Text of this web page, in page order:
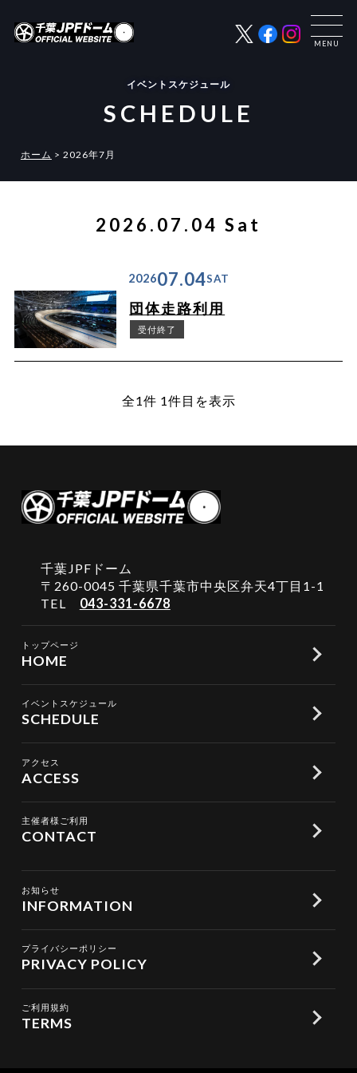
イベントスケジュール
SCHEDULE
ホーム > 2026年7月
2026.07.04 Sat
202607.04SAT
団体走路利用
受付終了
全1件 1件目を表示
千葉JPFドーム
〒260-0045 千葉県千葉市中央区弁天4丁目1-1
TEL
043-331-6678
トップページ
HOME
イベントスケジュール
SCHEDULE
アクセス
ACCESS
主催者様ご利用
CONTACT
お知らせ
INFORMATION
プライバシーポリシー
PRIVACY POLICY
ご利用規約
TERMS